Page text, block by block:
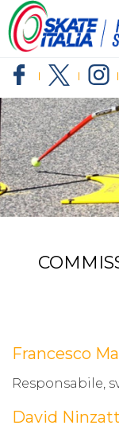
Francesco
Responsabile,
David